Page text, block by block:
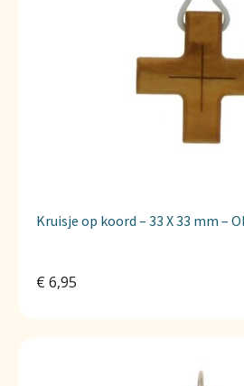
Kruisje op koord – 33 X 33 mm –
€ 6,95